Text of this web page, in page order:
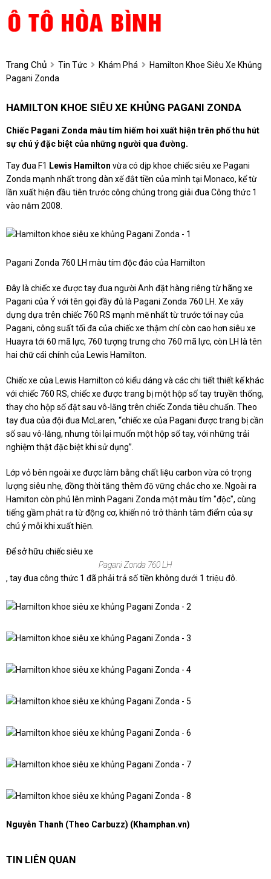
Trang Chủ Tin Tức Khám Phá
Hamilton Khoe Siêu Xe Khủng
Pagani Zonda
HAMILTON KHOE SIÊU XE KHỦNG PAGANI ZONDA
Chiếc Pagani Zonda màu tím hiếm hoi xuất hiện trên phố thu hút
sự chú ý đặc biệt của những người qua đường.
Tay đua F1 Lewis Hamilton vừa có dịp khoe chiếc siêu xe Pagani
Zonda mạnh nhất trong dàn xế đắt tiền của mình tại Monaco, kể từ
lần xuất hiện đầu tiên trước công chúng trong giải đua Công thức 1
vào năm 2008.
Pagani Zonda 760 LH màu tím độc đáo của Hamilton
Đây là chiếc xe được tay đua người Anh đặt hàng riêng từ hãng xe
Pagani của Ý với tên gọi đầy đủ là Pagani Zonda 760 LH. Xe xây
dựng dựa trên chiếc 760 RS mạnh mẽ nhất từ trước tới nay của
Pagani, công suất tối đa của chiếc xe thậm chí còn cao hơn siêu xe
Huayra tới 60 mã lực, 760 tượng trưng cho 760 mã lực, còn LH là tên
hai chữ cái chính của Lewis Hamilton.
Chiếc xe của Lewis Hamilton có kiểu dáng và các chi tiết thiết kế khác
với chiếc 760 RS, chiếc xe được trang bị một hộp số tay truyền thống,
thay cho hộp số đặt sau vô-lăng trên chiếc Zonda tiêu chuẩn. Theo
tay đua của đội đua McLaren, “chiếc xe của Pagani được trang bị cần
số sau vô-lăng, nhưng tôi lại muốn một hộp số tay, với những trải
nghiệm thật đặc biệt khi sử dụng”.
Lớp vỏ bên ngoài xe được làm bằng chất liệu carbon vừa có trọng
lượng siêu nhẹ, đồng thời tăng thêm độ vững chắc cho xe. Ngoài ra
Hamiton còn phủ lên mình Pagani Zonda một màu tím "độc", cùng
tiếng gầm phát ra từ động cơ, khiến nó trở thành tâm điểm của sự
chú ý mỗi khi xuất hiện.
Để sở hữu chiếc siêu xe
Pagani Zonda 760 LH
, tay đua công thức 1 đã phải trả số tiền không dưới 1 triệu đô.
Nguyễn Thanh (Theo Carbuzz) (Khamphan.vn)
TIN LIÊN QUAN